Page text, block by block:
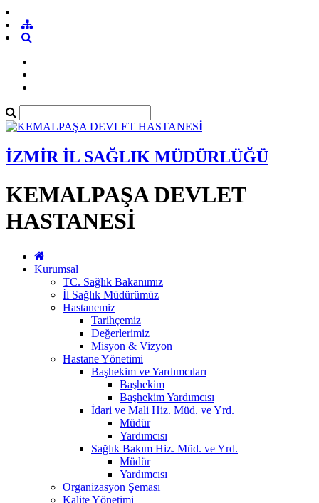
İZMİR İL SAĞLIK MÜDÜRLÜĞÜ
KEMALPAŞA DEVLET
HASTANESİ
Kurumsal
TC. Sağlık Bakanımız
İl Sağlık Müdürümüz
Hastanemiz
Tarihçemiz
Değerlerimiz
Misyon & Vizyon
Hastane Yönetimi
Başhekim ve Yardımcıları
Başhekim
Başhekim Yardımcısı
İdari ve Mali Hiz. Müd. ve Yrd.
Müdür
Yardımcısı
Sağlık Bakım Hiz. Müd. ve Yrd.
Müdür
Yardımcısı
Organizasyon Şeması
Kalite Yönetimi